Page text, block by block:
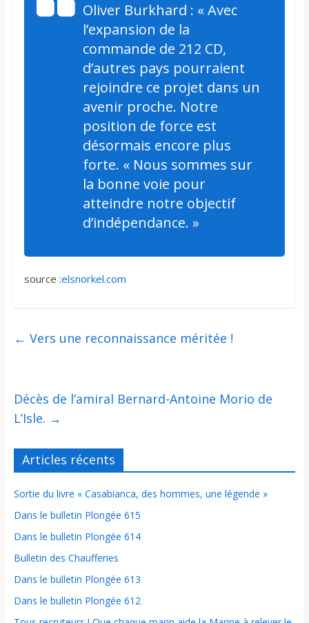
Oliver Burkhard : « Avec
l’expansion de la
commande de 212 CD,
d’autres pays pourraient
rejoindre ce projet dans un
avenir proche. Notre
position de force est
désormais encore plus
forte. « Nous sommes sur
la bonne voie pour
atteindre notre objectif
d’indépendance. »
source :elsnorkel.com
← Vers une reconnaissance méritée !
Décès de l’amiral Bernard-Antoine Morio de
L’Isle. →
Articles récents
Sortie du livre « Casabianca, des hommes, une légende »
Dans le bulletin Plongée 615
Dans le bulletin Plongée 614
Bulletin des Chaufferies
Dans le bulletin Plongée 613
Dans le bulletin Plongée 612